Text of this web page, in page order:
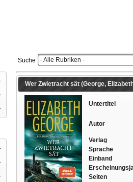
Suche - Alle Rubriken -
Wer Zwietracht sät (George,
Untertitel
Autor
Verlag
Sprache
Einband
Seiten